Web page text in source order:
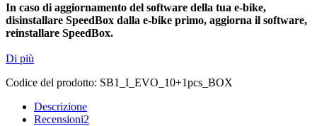
In caso di aggiornamento del software della tua e-bike,
disinstallare SpeedBox dalla e-bike primo, aggiorna il software,
reinstallare SpeedBox.
Di più
Codice del prodotto: SB1_I_EVO_10+1pcs_BOX
Descrizione
Recensioni2